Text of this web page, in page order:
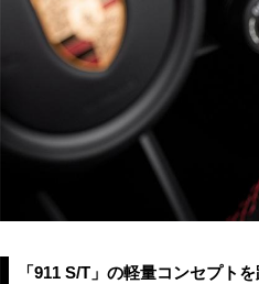
「911 S/T」の軽量コンセプト